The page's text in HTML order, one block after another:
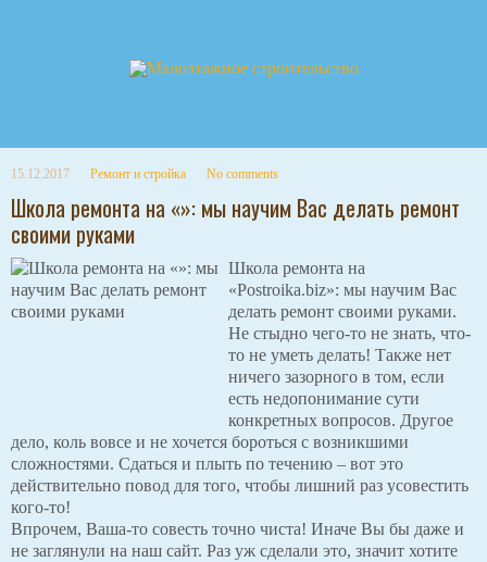
15.12.2017 Ремонт и стройка No comments
Школа ремонта на «»: мы научим Вас делать ремонт
своими руками
Школа ремонта на
«Postroika.biz»: мы научим Вас
делать ремонт своими руками.
Не стыдно чего-то не знать, что-
то не уметь делать! Также нет
ничего зазорного в том, если
есть недопонимание сути
конкретных вопросов. Другое
дело, коль вовсе и не хочется бороться с возникшими
сложностями. Сдаться и плыть по течению – вот это
действительно повод для того, чтобы лишний раз усовестить
кого-то!
Впрочем, Ваша-то совесть точно чиста! Иначе Вы бы даже и
не заглянули на наш сайт. Раз уж сделали это, значит хотите